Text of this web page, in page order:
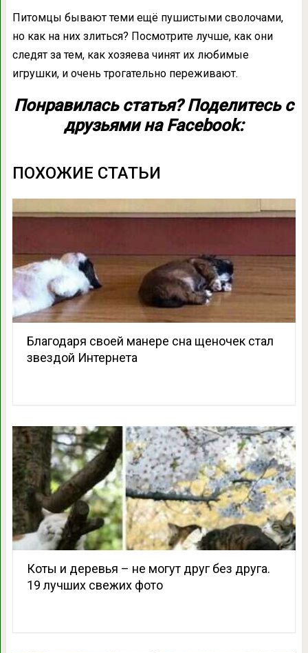
Питомцы бывают теми ещё пушистыми сволочами,
но как на них злиться? Посмотрите лучше, как они
следят за тем, как хозяева чинят их любимые
игрушки, и очень трогательно переживают.
Понравилась статья? Поделитесь с
друзьями на Facebook:
ПОХОЖИЕ СТАТЬИ
Благодаря своей манере сна щеночек стал
звездой Интернета
Коты и деревья – не могут друг без друга.
19 лучших свежих фото